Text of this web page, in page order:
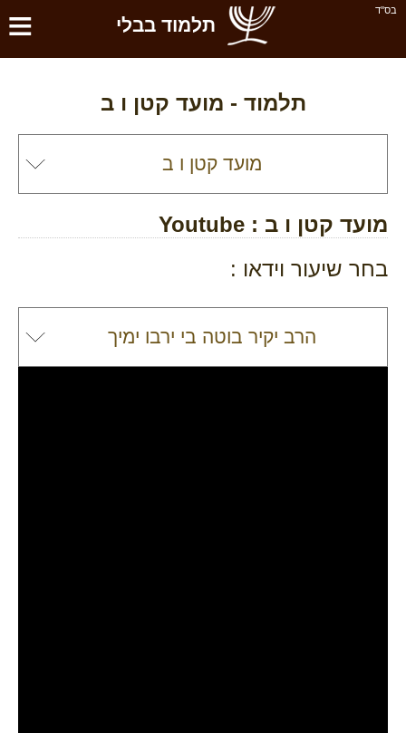
בס''ד ≡ תלמוד בבלי
תלמוד - מועד קטן ו ב
מועד קטן ו ב : Youtube
בחר שיעור וידאו :